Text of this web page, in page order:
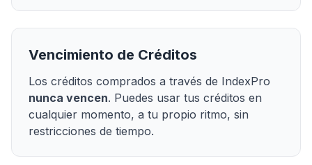
Vencimiento de Créditos
Los créditos comprados a través de IndexPro
nunca vencen. Puedes usar tus créditos en
cualquier momento, a tu propio ritmo, sin
restricciones de tiempo.